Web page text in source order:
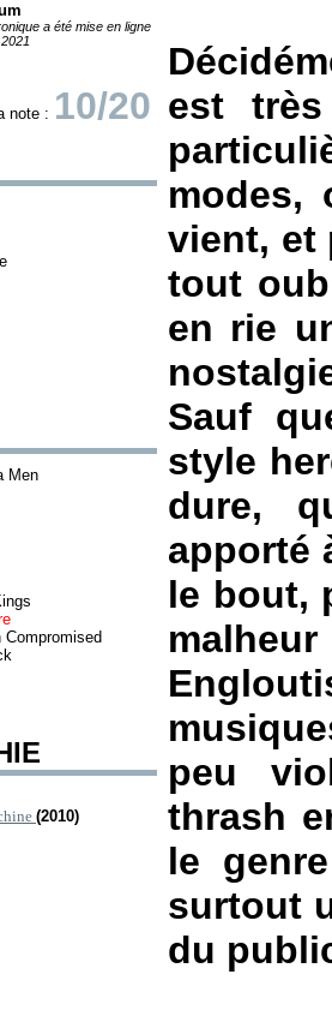
a été mise en ligne
note : 10/20
Men
(2010)
est
modes,
vient, et
tout
en rie
Sauf
style
dure,
apporté
le bout,
peu
thrash
le
surtout
du